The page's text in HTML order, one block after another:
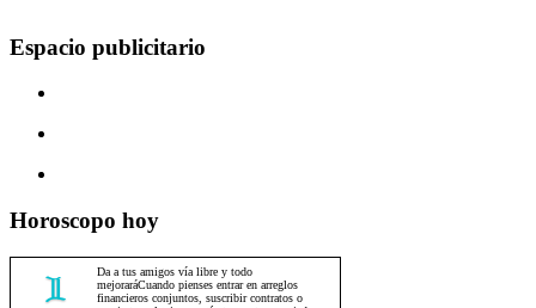
Espacio publicitario
Horoscopo hoy